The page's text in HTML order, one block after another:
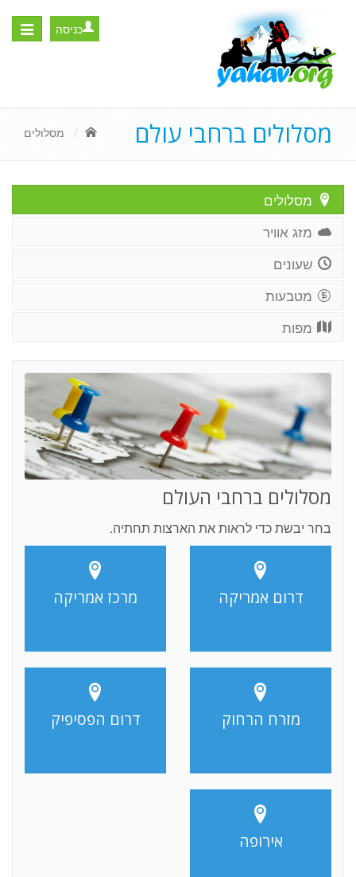
Toggle
כניסה
מסלולים ברחבי עולם מסלולים
מסלולים
מזג אוויר
שעונים
מטבעות
מפות
מסלולים ברחבי העולם
בחר יבשת כדי לראות את הארצות תחתיה.
דרום אמריקה מרכז אמריקה
מזרח הרחוק דרום הפסיפיק
אירופה